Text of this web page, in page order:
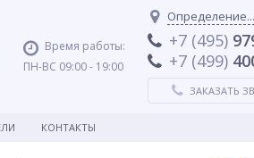
Время работы:
ПН-ВС 09:00 - 19:00
Определение...
+7 (495)
+7 (499)
ЗАКАЗАТЬ
КОНТАКТЫ